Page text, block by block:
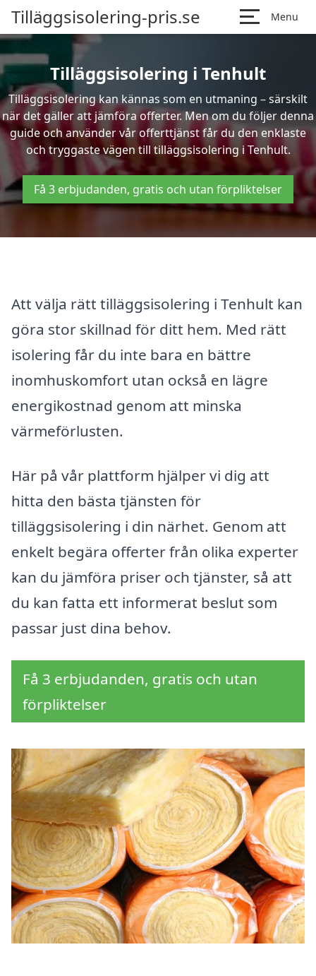
Tilläggsisolering-pris.se Menu
Tilläggsisolering i Tenhult
Tilläggsisolering kan kännas som en utmaning – särskilt
när det gäller att jämföra offerter. Men om du följer denna
guide och använder vår offerttjänst får du den enklaste
och tryggaste vägen till tilläggsisolering i Tenhult.
Få 3 erbjudanden, gratis och utan förpliktelser
Att välja rätt tilläggsisolering i Tenhult kan
göra stor skillnad för ditt hem. Med rätt
isolering får du inte bara en bättre
inomhuskomfort utan också en lägre
energikostnad genom att minska
värmeförlusten.
Här på vår plattform hjälper vi dig att
hitta den bästa tjänsten för
tilläggsisolering i din närhet. Genom att
enkelt begära offerter från olika experter
kan du jämföra priser och tjänster, så att
du kan fatta ett informerat beslut som
passar just dina behov.
Få 3 erbjudanden, gratis och utan
förpliktelser